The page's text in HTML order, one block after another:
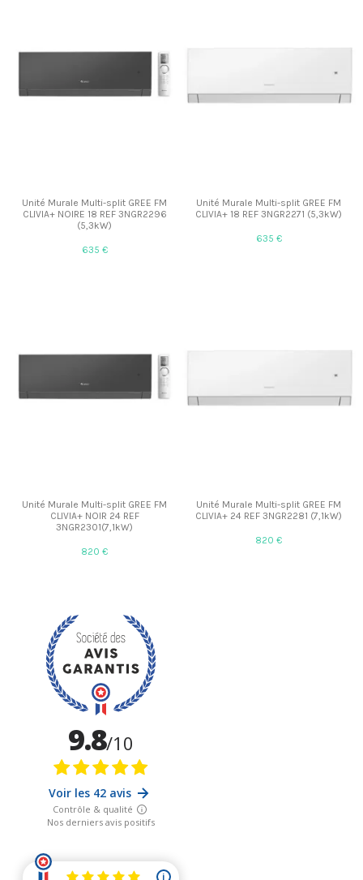
Unité Murale Multi-split GREE FM
CLIVIA+ NOIRE 18 REF 3NGR2296
(5,3kW)
635 €
Unité Murale Multi-split GREE FM
CLIVIA+ 18 REF 3NGR2271 (5,3kW)
635 €
Unité Murale Multi-split GREE FM
CLIVIA+ NOIR 24 REF
3NGR2301(7,1kW)
820 €
Unité Murale Multi-split GREE FM
CLIVIA+ 24 REF 3NGR2281 (7,1kW)
820 €